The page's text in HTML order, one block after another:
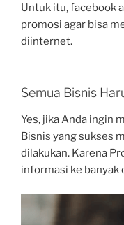
Untuk itu, facebook
promosi agar bisa
diinternet.
Semua Bisnis
Yes, jika Anda ingin
Bisnis yang sukses
dilakukan. Karena
informasi ke banyak